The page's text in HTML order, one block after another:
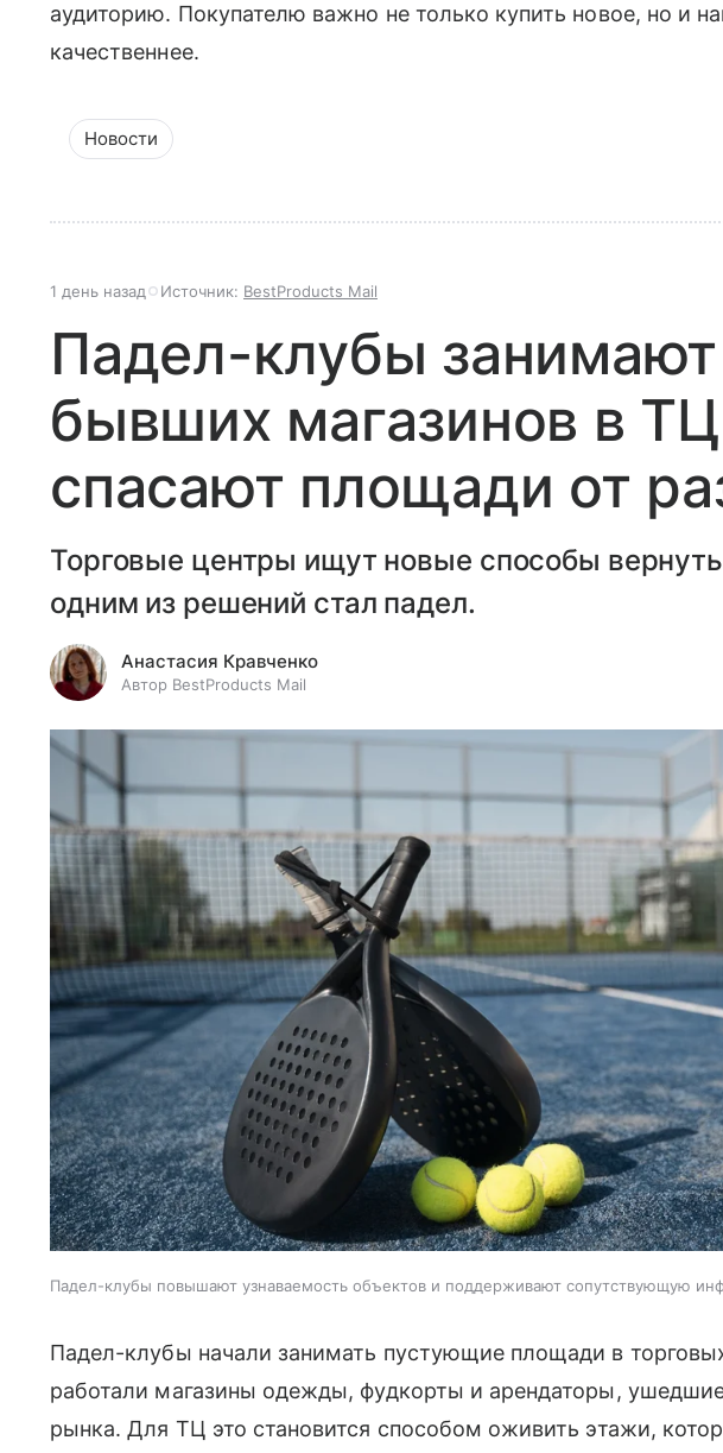
аудиторию. Покупателю важно не только купить новое, но и
качественнее.
Новости
1 день назад Источник: BestProducts Mail
Падел-клубы
бывших магазинов в
спасают площади от
Торговые центры ищут новые способы вернуть
одним из решений стал падел.
Анастасия Кравченко
Автор BestProducts Mail
Падел-клубы повышают узнаваемость объектов и поддерживают сопутствующую
Падел-клубы начали занимать пустующие площади в
работали магазины одежды, фудкорты и арендаторы,
рынка. Для ТЦ это становится способом оживить этажи,